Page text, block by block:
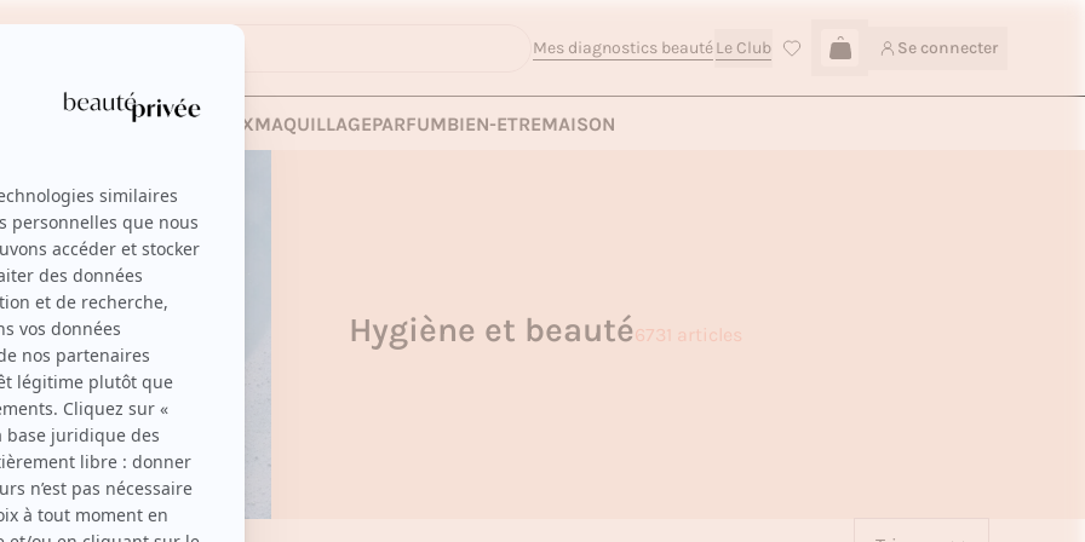
Mes diagnostics beautéLe Club Se connecter
Connexion
SOINSCHEVEUXMAQUILLAGEPARFUMBIEN-ETREMAISON
Hygiène et beauté6731 articles